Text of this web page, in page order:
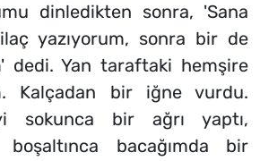
dinledikten sonra, 'Sana
yazıyorum, sonra bir de
dedi. Yan taraftaki hemşire
Kalçadan bir iğne vurdu.
sokunca bir ağrı yaptı,
boşaltınca bacağımda bir